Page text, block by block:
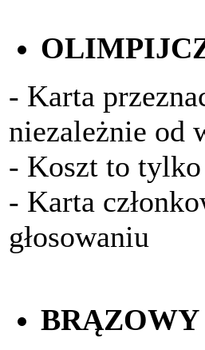
- Karta
niezależnie od
- Koszt to
- Karta
głosowaniu